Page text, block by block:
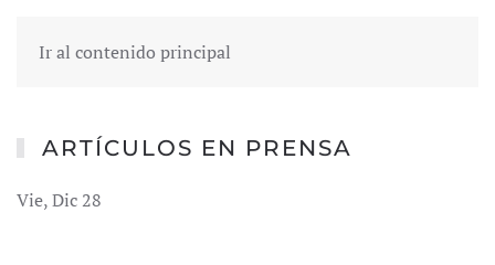
Ir al contenido principal
ARTÍCULOS EN PRENSA
Vie, Dic 28